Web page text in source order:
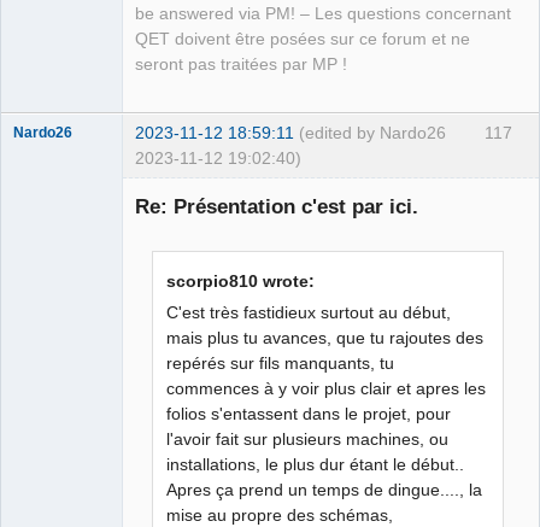
be answered via PM! – Les questions concernant
QET doivent être posées sur ce forum et ne
seront pas traitées par MP !
117
Nardo26 2023-11-12 18:59:11 (edited by Nardo26
2023-11-12 19:02:40)
Re: Présentation c'est par ici.
scorpio810 wrote:
C'est très fastidieux surtout au début,
mais plus tu avances, que tu rajoutes des
repérés sur fils manquants, tu
commences à y voir plus clair et apres les
folios s'entassent dans le projet, pour
l'avoir fait sur plusieurs machines, ou
installations, le plus dur étant le début..
Apres ça prend un temps de dingue...., la
mise au propre des schémas,